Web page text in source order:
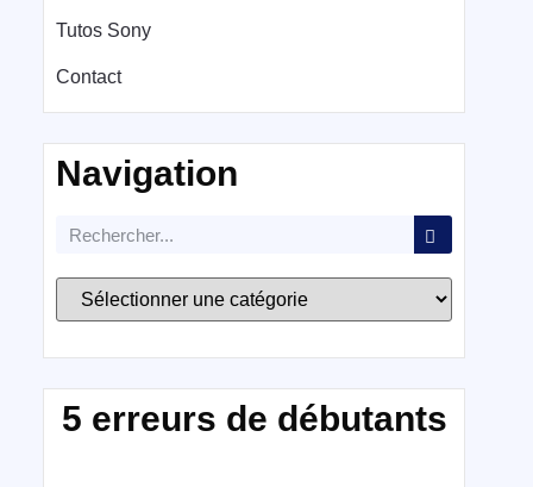
Tutos Sony
Contact
Navigation
5 erreurs de débutants